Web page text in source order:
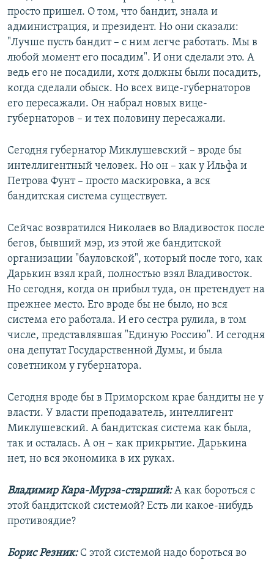
просто пришел. О том, что бандит, знала и
администрация, и президент. Но они сказали:
"Лучше пусть бандит – с ним легче работать. Мы в
любой момент его посадим". И они сделали это. А
ведь его не посадили, хотя должны были посадить,
когда сделали обыск. Но всех вице-губернаторов
его пересажали. Он набрал новых вице-
губернаторов – и тех половину пересажали.
Сегодня губернатор Миклушевский – вроде бы
интеллигентный человек. Но он – как у Ильфа и
Петрова Фунт – просто маскировка, а вся
бандитская система существует.
Сейчас возвратился Николаев во Владивосток после
бегов, бывший мэр, из этой же бандитской
организации "бауловской", который после того, как
Дарькин взял край, полностью взял Владивосток.
Но сегодня, когда он прибыл туда, он претендует на
прежнее место. Его вроде бы не было, но вся
система его работала. И его сестра рулила, в том
числе, представлявшая "Единую Россию". И сегодня
она депутат Государственной Думы, и была
советником у губернатора.
Сегодня вроде бы в Приморском крае бандиты не у
власти. У власти преподаватель, интеллигент
Миклушевский. А бандитская система как была,
так и осталась. А он – как прикрытие. Дарькина
нет, но вся экономика в их руках.
Владимир Кара-Мурза-старший:А как бороться с
этой бандитской системой? Есть ли какое-нибудь
противоядие?
Борис Резник: С этой системой надо бороться во